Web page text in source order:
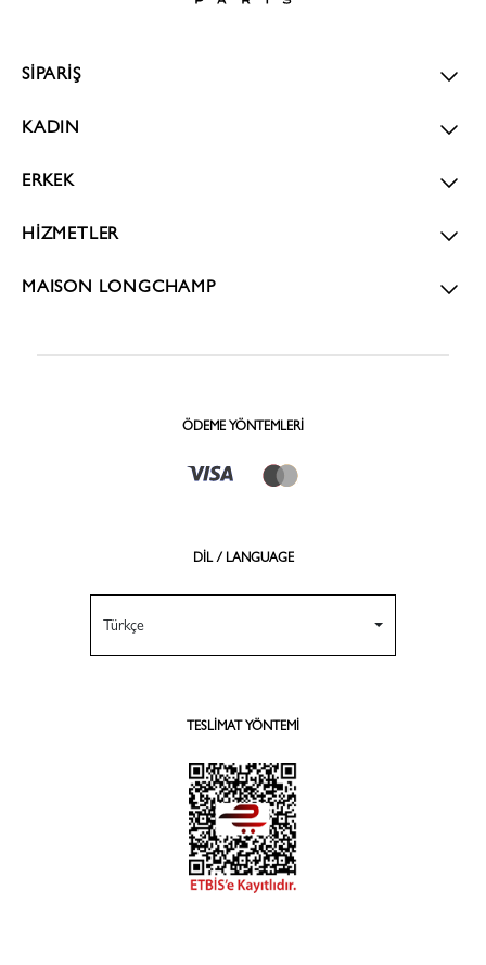
SİPARİŞ
KADIN
ERKEK
HİZMETLER
MAISON LONGCHAMP
ÖDEME YÖNTEMLERI
DİL / LANGUAGE
Türkçe
TESLIMAT YÖNTEMI